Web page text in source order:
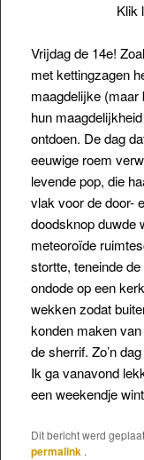
Klik
Vrijdag de 14e!
met kettingzagen
maagdelijke (maar
hun
ontdoen. De dag
eeuwige roem
levende pop, die
vlak voor de door-
doodsknop duwde
meteoroïde
stortte, teneinde
ondode op een
wekken zodat
konden maken
de sherrif. Zo’n
Ik ga vanavond
een weekendje
Dit bericht werd
permalink .